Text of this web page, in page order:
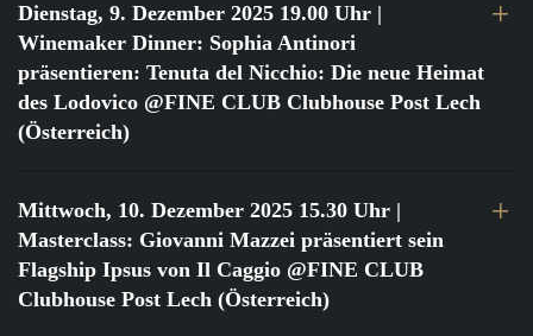
Dienstag, 9. Dezember 2025 19.00 Uhr |
Winemaker Dinner: Sophia Antinori
präsentieren: Tenuta del Nicchio: Die neue Heimat
des Lodovico @FINE CLUB Clubhouse Post Lech
(Österreich)
Mittwoch, 10. Dezember 2025 15.30 Uhr |
Masterclass: Giovanni Mazzei präsentiert sein
Flagship Ipsus von Il Caggio @FINE CLUB
Clubhouse Post Lech (Österreich)